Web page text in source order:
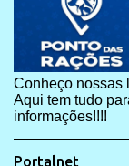
Conheço nossas
Aqui tem tudo
informações!!!!
Portalnet